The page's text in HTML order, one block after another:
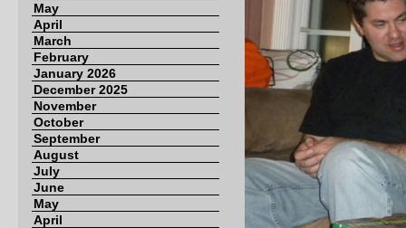
May
April
March
February
January 2026
December 2025
November
October
September
August
July
June
May
April